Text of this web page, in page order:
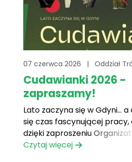
07 czerwca 2026 | Oddział
Cudawianki 2026 -
zapraszamy!
Lato zaczyna się w Gdyni…
się czas fascynującej
dzięki zaproszeniu
tegoroczne CUDAWIANKI w
Czytaj więcej